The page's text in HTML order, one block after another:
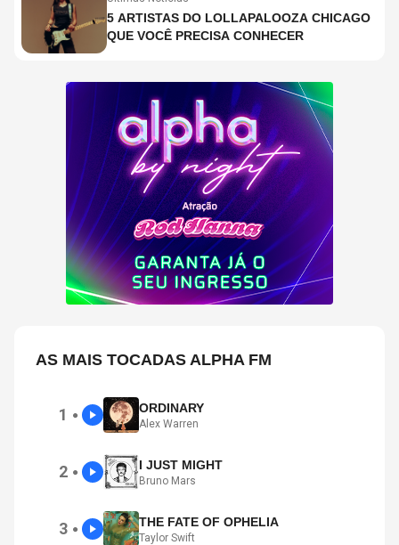
5 ARTISTAS DO LOLLAPALOOZA CHICAGO
QUE VOCÊ PRECISA CONHECER
AS MAIS TOCADAS ALPHA FM
1 ● ORDINARY
Alex Warren
2 ● I JUST MIGHT
Bruno Mars
3 ● THE FATE OF OPHELIA
Taylor Swift